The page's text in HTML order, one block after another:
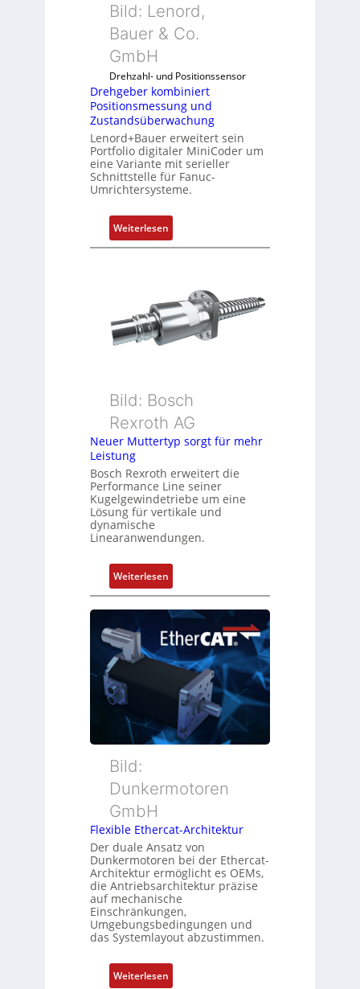
o
m
n
i
e
r
t
P
o
t
s
m
e
n
u
d
Z
u
t
a
n
d
s
ü
b
e
c
h
g
Bild: Lenord,
Bauer & Co.
GmbH
Drehzahl- und Positionssensor
Drehgeber kombiniert
Positionsmessung und
Zustandsüberwachung
Lenord+Bauer erweitert sein
Portfolio digitaler MiniCoder um
eine Variante mit serieller
Schnittstelle für Fanuc-
Umrichtersysteme.
Weiterlesen:
D
g
e
b
k
m
b
n
i
e
P
o
s
i
t
i
o
e
u
u
n
d
Z
u
s
t
Bild: Bosch
Rexroth AG
Neuer Muttertyp sorgt für mehr
Leistung
Bosch Rexroth erweitert die
Performance Line seiner
Kugelgewindetriebe um eine
Lösung für vertikale und
dynamische
Linearanwendungen.
Weiterlesen:
N
e
e
r
t
e
y
s
o
r
g
t
f
ü
m
e
Bild:
Dunkermotoren
GmbH
Flexible Ethercat-Architektur
Der duale Ansatz von
Dunkermotoren bei der Ethercat-
Architektur ermöglicht es OEMs,
die Antriebsarchitektur präzise
auf mechanische
Einschränkungen,
Umgebungsbedingungen und
das Systemlayout abzustimmen.
Weiterlesen: